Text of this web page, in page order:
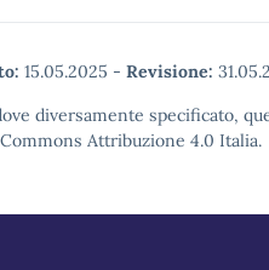
15.05.2025 - Revisione:
diversamente specificato,
Attribuzione 4.0 Italia.